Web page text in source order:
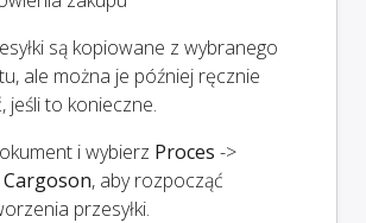
są kopiowane z wybranego
ale można je później ręcznie
jeśli to konieczne.
i wybierz Proces ->
, aby rozpocząć
przesyłki.